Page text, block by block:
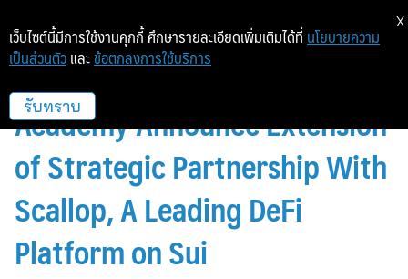
Bitkub Exchange and Bitkub
Academy Announce Extension
of Strategic Partnership With
Scallop, A Leading DeFi
Platform on Sui
เว็บไซต์นี้มีการใช้งานคุกกี้ ศึกษารายละเอียดเพิ่มเติมได้ที่ นโยบายความ
เป็นส่วนตัว และ ข้อตกลงการใช้บริการ
รับทราบ
X